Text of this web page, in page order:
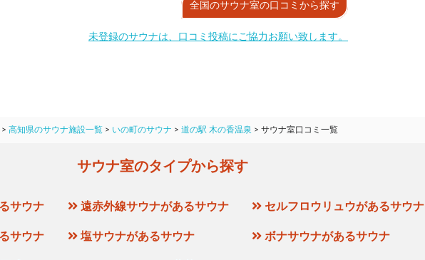
全国のサウナ室の口コミから探す
未登録のサウナは、口コミ投稿にご協力お願い致します。
高知県のサウナ施設一覧> いの町のサウナ > 道の駅 木の香温泉 > サウナ室口コミ一覧
サウナ室のタイプから探す
サウナ 遠赤外線サウナがあるサウナ セルフロウリュウがあるサウナ
サウナ 塩サウナがあるサウナ ボナサウナがあるサウナ